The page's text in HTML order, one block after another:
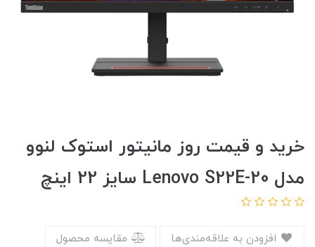
خرید و قیمت روز مانیتور استوک لنوو
مدل Lenovo S22E-20 سایز 22 اینچ
مقایسه محصول